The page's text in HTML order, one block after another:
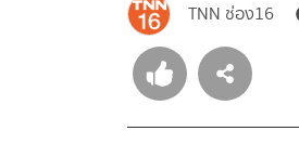
TNN ช่อง16